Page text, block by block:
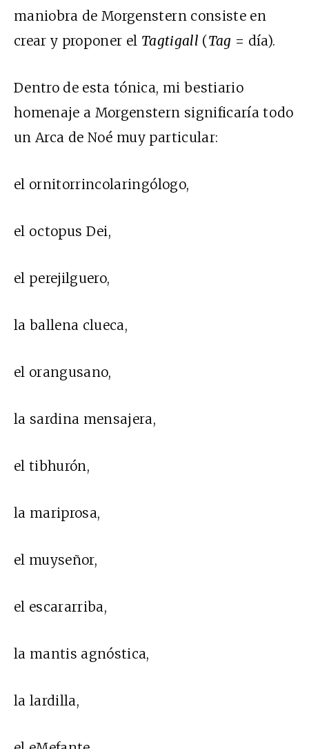
maniobra de Morgenstern consiste en
crear y proponer el Tagtigall (Tag = día).
Dentro de esta tónica, mi bestiario
homenaje a Morgenstern significaría todo
un Arca de Noé muy particular:
el ornitorrincolaringólogo,
el octopus Dei,
el perejilguero,
la ballena clueca,
el orangusano,
la sardina mensajera,
el tibhurón,
la mariprosa,
el muyseñor,
el escararriba,
la mantis agnóstica,
la lardilla,